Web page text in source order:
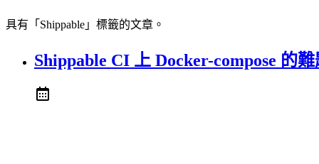
具有「Shippable」標籤的文章。
Shippable CI 上 Docker-compose 的難